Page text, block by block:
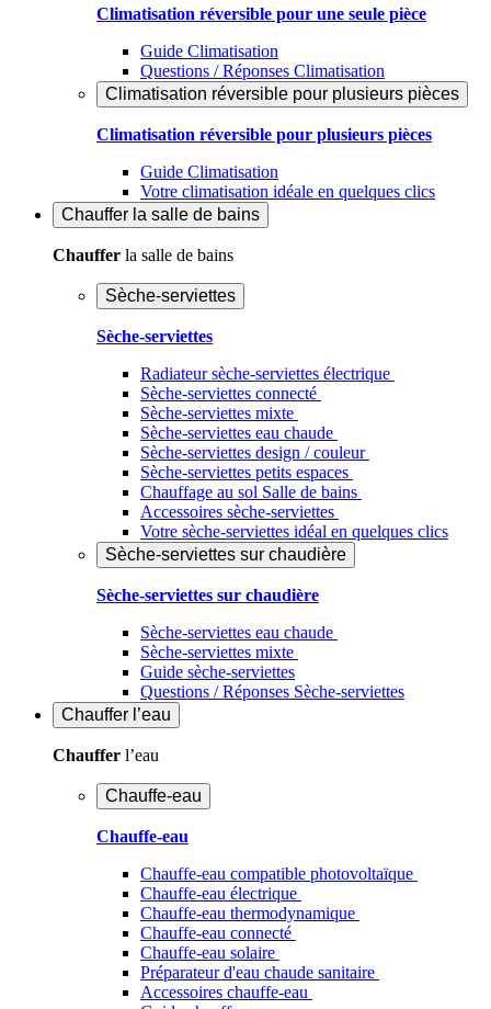
Climatisation réversible pour une seule pièce
Guide Climatisation
Questions / Réponses Climatisation
Climatisation réversible pour plusieurs pièces
Climatisation réversible pour plusieurs pièces
Guide Climatisation
Votre climatisation idéale en quelques clics
Chauffer la salle de bains
Chauffer la salle de bains
Sèche-serviettes
Sèche-serviettes
Radiateur sèche-serviettes électrique
Sèche-serviettes connecté
Sèche-serviettes mixte
Sèche-serviettes eau chaude
Sèche-serviettes design / couleur
Sèche-serviettes petits espaces
Chauffage au sol Salle de bains
Accessoires sèche-serviettes
Votre sèche-serviettes idéal en quelques clics
Sèche-serviettes sur chaudière
Sèche-serviettes sur chaudière
Sèche-serviettes eau chaude
Sèche-serviettes mixte
Guide sèche-serviettes
Questions / Réponses Sèche-serviettes
Chauffer l’eau
Chauffer l’eau
Chauffe-eau
Chauffe-eau
Chauffe-eau compatible photovoltaïque
Chauffe-eau électrique
Chauffe-eau thermodynamique
Chauffe-eau connecté
Chauffe-eau solaire
Préparateur d'eau chaude sanitaire
Accessoires chauffe-eau